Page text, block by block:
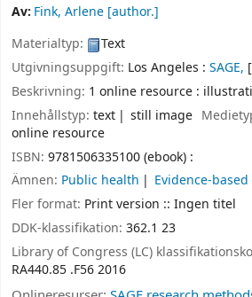
Av: Fink, Arlene [author.]
Materialtyp:
Text
Utgivningsuppgift: Los Angeles : SAGE,
Beskrivning: 1 online resource :
Innehållstyp: text still image
online resource
ISBN: 9781506335100 (ebook) :
Ämnen: Public health
Evidence-
Fler format: Print version :: Ingen titel
DDK-klassifikation: 362.1 23
Library of Congress (LC)
RA440.85 .F56 2016